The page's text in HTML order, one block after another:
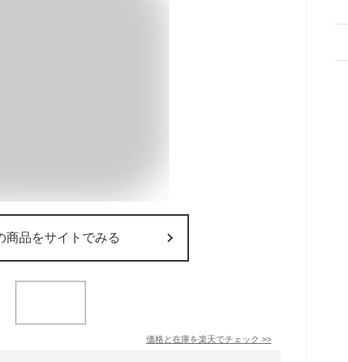
商品をサイトでみる
価格と在庫を楽天でチェック >>